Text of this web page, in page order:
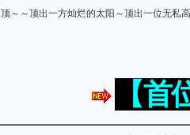
顶～～顶出一方灿烂的太阳～顶出一位无私
【